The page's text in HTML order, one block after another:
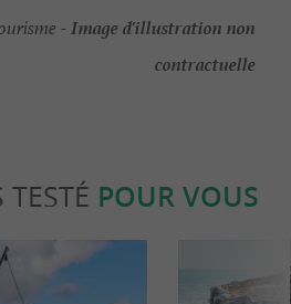
-Image d'illustration non
contractuelle
POUR VOUS